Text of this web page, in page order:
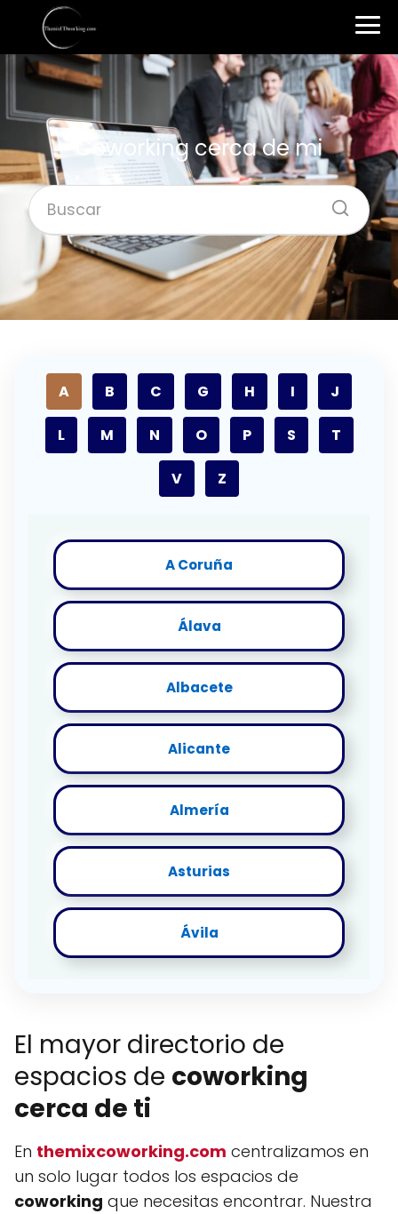
Coworking cerca de mi
A B C G H I J
L M N O P S T
V Z
A Coruña
Álava
Albacete
Alicante
Almería
Asturias
Ávila
El mayor directorio de
espacios de coworking
cerca de ti
En themixcoworking.com centralizamos en
un solo lugar todos los espacios de
coworking que necesitas encontrar. Nuestra